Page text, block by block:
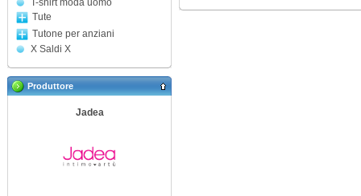
T-shirt moda uomo
Tute
Tutone per anziani
X Saldi X
Produttore
Jadea